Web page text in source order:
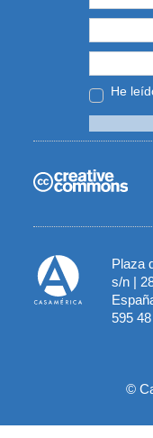
He
Plaza
s/n |
595
©